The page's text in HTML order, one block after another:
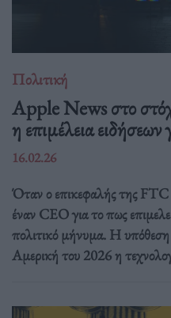
Πολιτική
Apple News στο
η επιμέλεια ειδήσεων
16.02.26
Όταν ο επικεφαλής της FTC
έναν CEO για το πως
πολιτικό μήνυμα. Η
Αμερική του 2026 η